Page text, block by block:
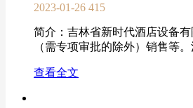
2023-01-26 415
简介：吉林省新时代酒店设备
（需专项审批的除外）销售等
查看全文